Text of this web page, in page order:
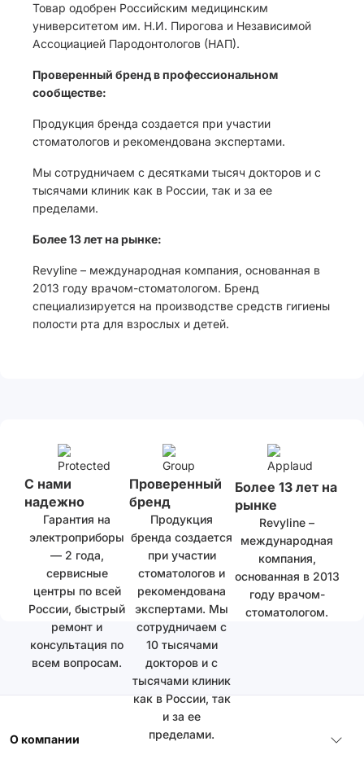
Товар одобрен Российским медицинским
университетом им. Н.И. Пирогова и Независимой
Ассоциацией Пародонтологов (НАП).
Проверенный бренд в профессиональном
сообществе:
Продукция бренда создается при участии
стоматологов и рекомендована экспертами.
Мы сотрудничаем с десятками тысяч докторов и с
тысячами клиник как в России, так и за ее
пределами.
Более 13 лет на рынке:
Revyline – международная компания, основанная в
2013 году врачом-стоматологом. Бренд
специализируется на производстве средств гигиены
полости рта для взрослых и детей.
С нами
надежно
Гарантия на
электроприборы
— 2 года,
сервисные
центры по всей
России, быстрый
ремонт и
консультация по
всем вопросам.
Проверенный
бренд
Продукция
бренда создается
при участии
стоматологов и
рекомендована
экспертами. Мы
сотрудничаем с
10 тысячами
докторов и с
тысячами клиник
как в России, так
и за ее
пределами.
Более 13 лет на
рынке
Revyline –
международная
компания,
основанная в 2013
году врачом-
стоматологом.
О компании